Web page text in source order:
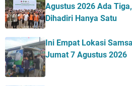
Agustus 2026 Ada
Dihadiri Hanya Satu
Ini Empat Lokasi
Jumat 7 Agustus 2026